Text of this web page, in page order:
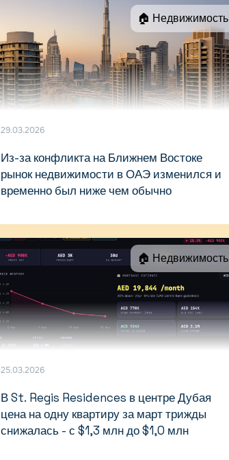
🏠 Недвижимость
29.03.2026
Из-за конфликта на Ближнем Востоке
рынок недвижимости в ОАЭ изменился и
временно был ниже чем обычно
🏠 Недвижимость
25.03.2026
В St. Regis Residences в центре Дубая
цена на одну квартиру за март трижды
снижалась - с $1,3 млн до $1,0 млн